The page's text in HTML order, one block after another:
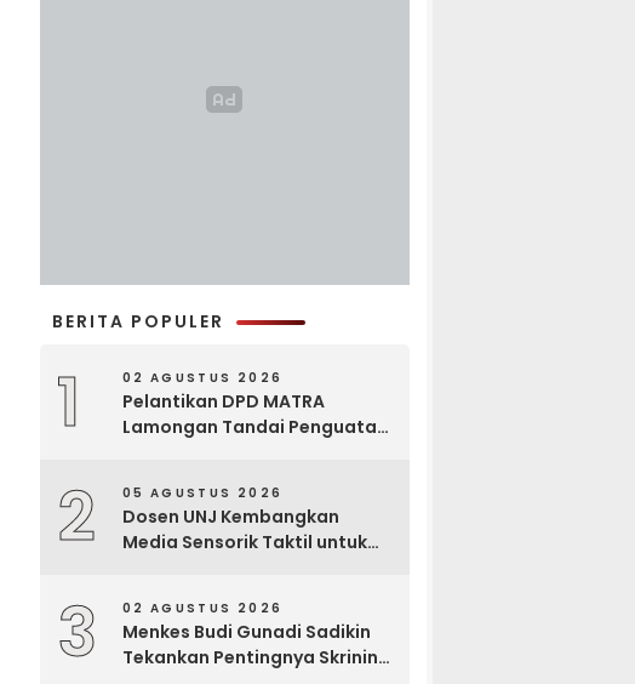
BERITA POPULER
1 02 AGUSTUS 2026
Pelantikan DPD MATRA
Lamongan Tandai Penguatan
2 05 AGUSTUS 2026
Dosen UNJ Kembangkan
Media Sensorik Taktil untuk
3 02 AGUSTUS 2026
Menkes Budi Gunadi Sadikin
Tekankan Pentingnya Skrining